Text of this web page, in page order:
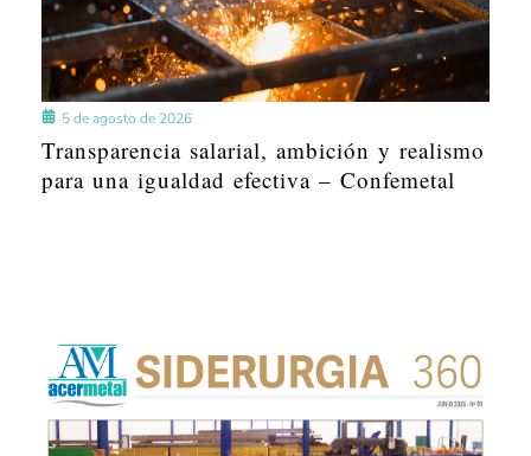
5 de agosto de 2026
Transparencia salarial, ambición y realismo
para una igualdad efectiva – Confemetal